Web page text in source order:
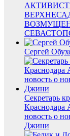
Сергей
Секретарь
Краснодара
новость о
Джини